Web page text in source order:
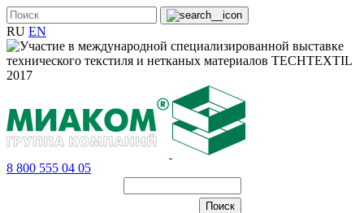
RU EN
8 800 555 04 05